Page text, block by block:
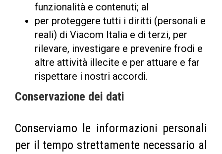
funzionalità e contenuti; al
per proteggere tutti i diritti (personali e
reali) di Viacom Italia e di terzi, per
rilevare, investigare e prevenire frodi e
altre attività illecite e per attuare e far
rispettare i nostri accordi.
Conservazione dei dati
Conserviamo le informazioni personali
per il tempo strettamente necessario al